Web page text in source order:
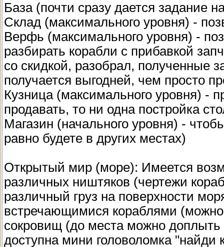
База (почти сразу дается задание
Склад (максимального уровня) -
Верфь (максимального уровня) -
разбирать корабли с прибавкой
со скидкой, разобрал, полученные
получается выгодней, чем просто
Кузница (максимального уровня) -
продавать, то ни одна постройка
Магазин (начального уровня) -
равно будете в других местах)
Открытый мир (море): Имеется
различных ништяков (чертежи
различный груз на поверхности
встречающимися кораблями
сокровищ (до места можно доплыть
доступна мини головоломка "найди